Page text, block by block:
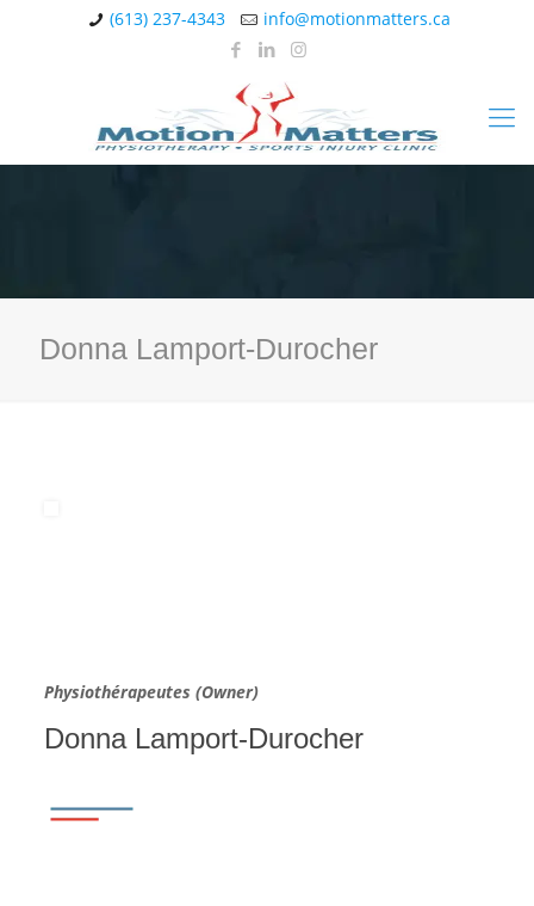
(613) 237-4343 info@motionmatters.ca
Donna Lamport-Durocher
Physiothérapeutes (Owner)
Donna Lamport-Durocher